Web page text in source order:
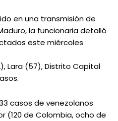
en una transmisión de
la funcionaria detalló
este miércoles
Lara (57), Distrito Capital
casos de venezolanos
(120 de Colombia, ocho de